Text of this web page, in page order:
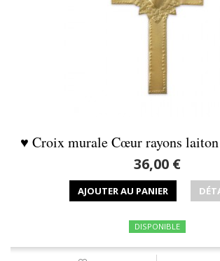
♥ Croix murale Cœur rayons
36,00 €
AJOUTER AU PANIER
DISPONIBLE